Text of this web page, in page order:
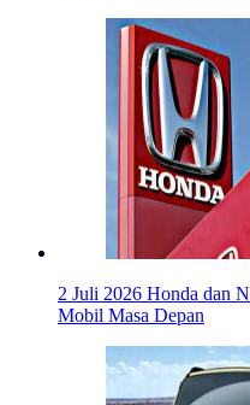
2 Juli 2026 Honda dan
Mobil Masa Depan